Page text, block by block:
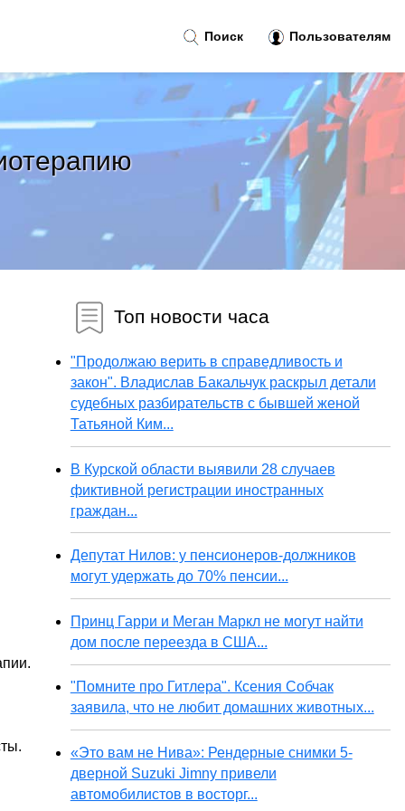
Топ новости часа
"Продолжаю верить в справедливость и
закон". Владислав Бакальчук раскрыл детали
судебных разбирательств с бывшей женой
Татьяной Ким...
В Курской области выявили 28 случаев
фиктивной регистрации иностранных
граждан...
Депутат Нилов: у пенсионеров-должников
могут удержать до 70% пенсии...
Принц Гарри и Меган Маркл не могут найти
дом после переезда в США...
"Помните про Гитлера". Ксения Собчак
заявила, что не любит домашних животных...
«Это вам не Нива»: Рендерные снимки 5-
дверной Suzuki Jimny привели
автомобилистов в восторг...
Поиск Пользователям